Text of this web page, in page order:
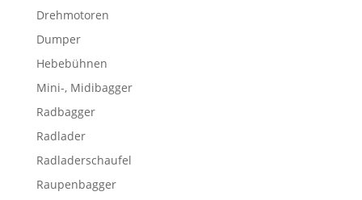
Drehmotoren
Dumper
Hebebühnen
Mini-, Midibagger
Radbagger
Radlader
Radladerschaufel
Raupenbagger